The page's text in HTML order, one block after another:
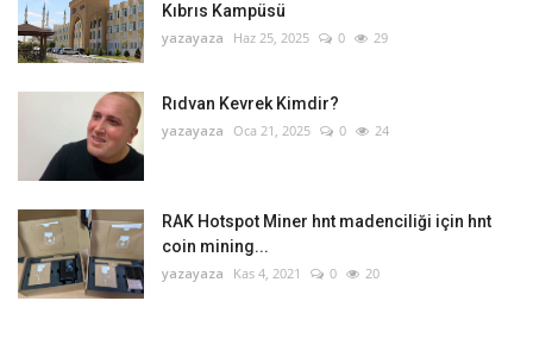
Kıbrıs Kampüsü
yazayaza Haz 25, 2025 0 29
Rıdvan Kevrek Kimdir?
yazayaza Oca 21, 2025 0 24
RAK Hotspot Miner hnt madenciliği için hnt
coin mining...
yazayaza Kas 4, 2021 0 20